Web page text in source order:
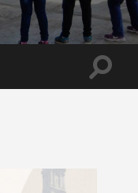
Toggle